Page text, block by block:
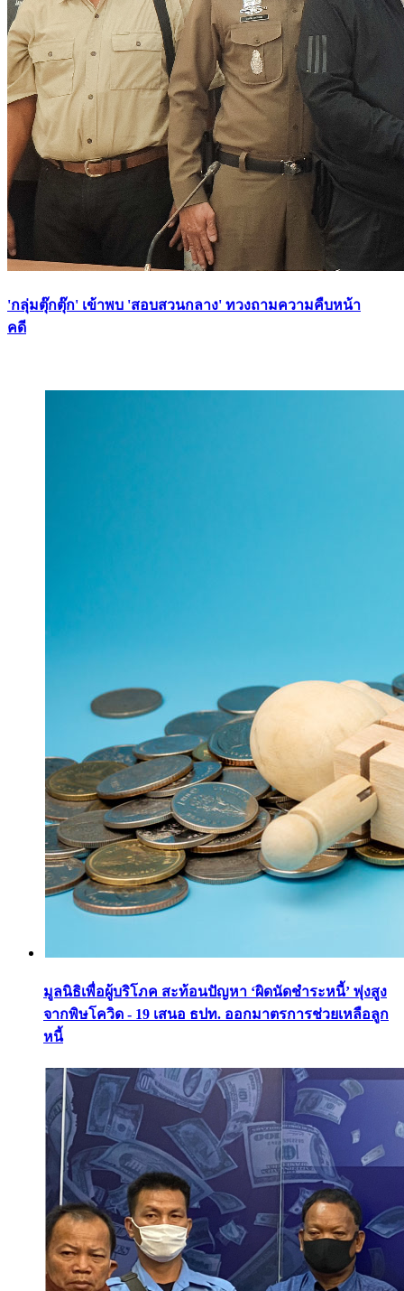
'กลุ่มตุ๊กตุ๊ก' เข้าพบ 'สอบสวนกลาง' ทวงถามความคืบหน้า
คดี
มูลนิธิเพื่อผู้บริโภค สะท้อนปัญหา ‘ผิดนัดชำระหนี้’ พุ่งสูง
จากพิษโควิด - 19 เสนอ ธปท. ออกมาตรการช่วยเหลือลูก
หนี้